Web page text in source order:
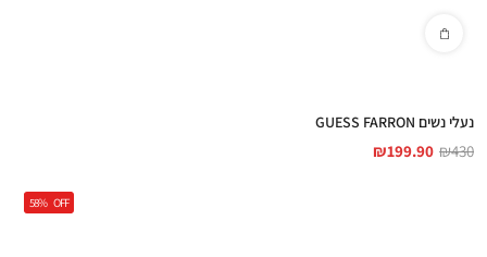
נעלי נשים GUESS FARRON
₪430
₪199.90
58% OFF